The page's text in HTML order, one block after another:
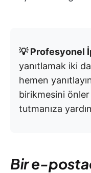
💡 Profesyonel
yanıtlamak iki
hemen
birikmesini
tutmanıza
Bir e-